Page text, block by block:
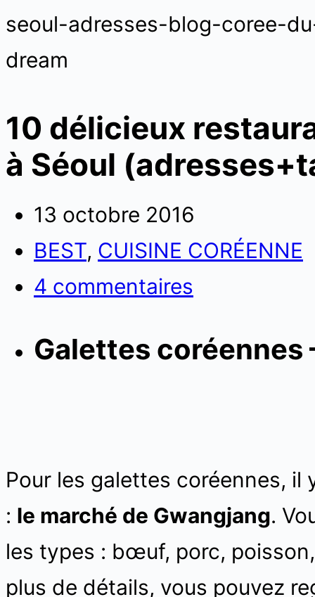
10 délicieux
à Séoul
13 octobre 2016
BEST, CUISINE CORÉENNE
4 commentaires
Galettes coréennes
Pour les galettes coréennes,
: le marché de Gwangjang.
les types : bœuf, porc,
plus de détails, vous pouvez